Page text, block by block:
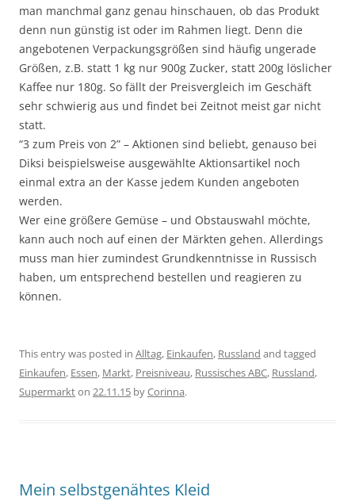
man manchmal ganz genau hinschauen, ob das Produkt
denn nun günstig ist oder im Rahmen liegt. Denn die
angebotenen Verpackungsgrößen sind häufig ungerade
Größen, z.B. statt 1 kg nur 900g Zucker, statt 200g löslicher
Kaffee nur 180g. So fällt der Preisvergleich im Geschäft
sehr schwierig aus und findet bei Zeitnot meist gar nicht
statt.
“3 zum Preis von 2” – Aktionen sind beliebt, genauso bei
Diksi beispielsweise ausgewählte Aktionsartikel noch
einmal extra an der Kasse jedem Kunden angeboten
werden.
Wer eine größere Gemüse – und Obstauswahl möchte,
kann auch noch auf einen der Märkten gehen. Allerdings
muss man hier zumindest Grundkenntnisse in Russisch
haben, um entsprechend bestellen und reagieren zu
können.
This entry was posted in Alltag, Einkaufen, Russland and tagged
Einkaufen, Essen, Markt, Preisniveau, Russisches ABC, Russland,
Supermarkton 22.11.15 byCorinna.
Mein selbstgenähtes Kleid